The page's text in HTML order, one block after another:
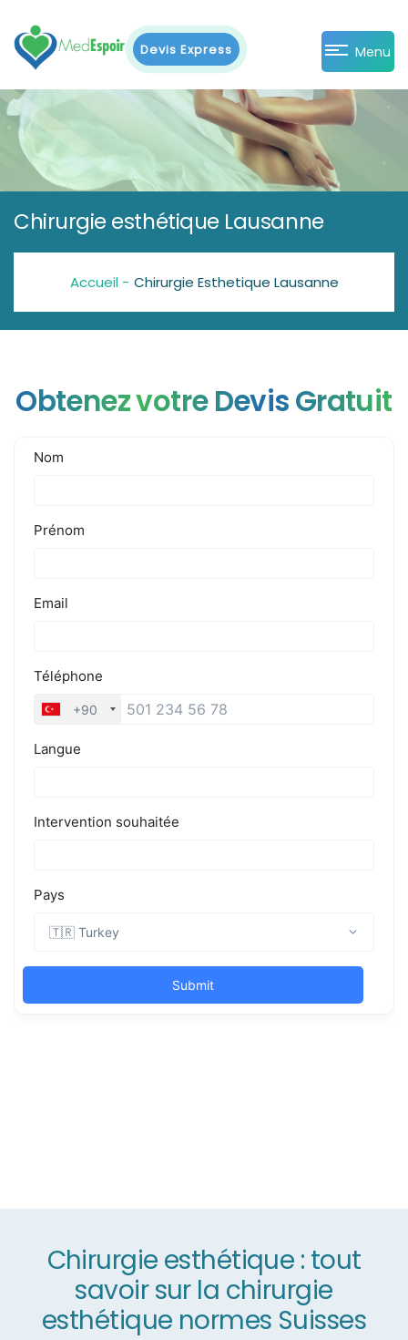
Devis Express Menu
Chirurgie esthétique Lausanne
Accueil - Chirurgie Esthetique Lausanne
Obtenez votre Devis Gratuit
Chirurgie esthétique : tout
savoir sur la chirurgie
esthétique normes Suisses